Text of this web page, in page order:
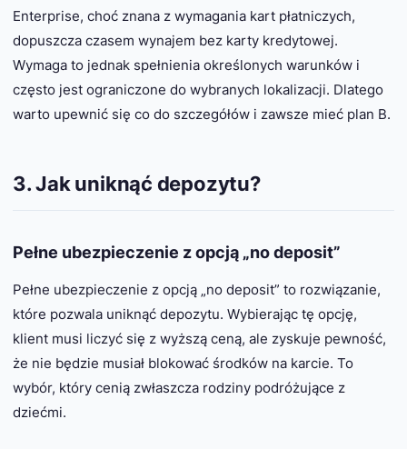
Enterprise, choć znana z wymagania kart płatniczych,
dopuszcza czasem wynajem bez karty kredytowej.
Wymaga to jednak spełnienia określonych warunków i
często jest ograniczone do wybranych lokalizacji. Dlatego
warto upewnić się co do szczegółów i zawsze mieć plan B.
3. Jak uniknąć depozytu?
Pełne ubezpieczenie z opcją „no deposit”
Pełne ubezpieczenie z opcją „no deposit” to rozwiązanie,
które pozwala uniknąć depozytu. Wybierając tę opcję,
klient musi liczyć się z wyższą ceną, ale zyskuje pewność,
że nie będzie musiał blokować środków na karcie. To
wybór, który cenią zwłaszcza rodziny podróżujące z
dziećmi.